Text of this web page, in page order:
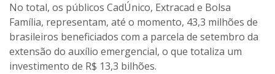
No total, os públicos CadÚnico, Extracad e Bolsa
Família, representam, até o momento, 43,3 milhões de
brasileiros beneficiados com a parcela de setembro da
extensão do auxílio emergencial, o que totaliza um
investimento de R$ 13,3 bilhões.